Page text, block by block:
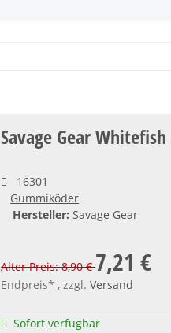
Savage Gear
16301
Gummiköder
Hersteller: Savage Gear
Alter Preis: 8,90 €7,21 €
Endpreis* , zzgl.Versand
Sofort verfügbar